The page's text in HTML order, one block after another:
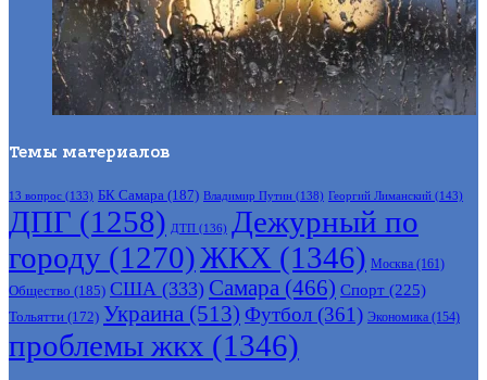
Темы материалов
13 вопрос (133) БК Самара (187) Владимир Путин (138) Георгий Лиманский (143)
ДПГ (1258) ДТП (136) Дежурный по
городу (1270)ЖКХ (1346) Москва (161)
Общество (185) США (333) Самара (466) Спорт (225)
Тольятти (172) Украина (513) Футбол (361) Экономика (154)
проблемы жкх (1346)